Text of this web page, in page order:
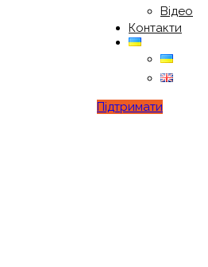
Відео
Контакти
Підтримати